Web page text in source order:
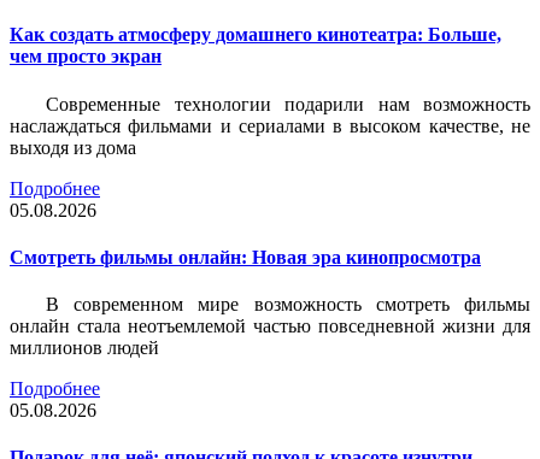
Как создать атмосферу домашнего кинотеатра: Больше,
чем просто экран
Современные технологии подарили нам возможность
наслаждаться фильмами и сериалами в высоком качестве, не
выходя из дома
Подробнее
05.08.2026
Смотреть фильмы онлайн: Новая эра кинопросмотра
В современном мире возможность смотреть фильмы
онлайн стала неотъемлемой частью повседневной жизни для
миллионов людей
Подробнее
05.08.2026